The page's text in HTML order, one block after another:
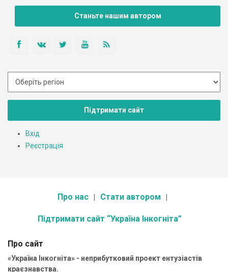
Станьте нашим автором
Підтримати сайт
Вхід
Реєстрація
Про нас Стати автором
Підтримати сайт “Україна Інкогніта”
Про сайт
«Україна Інкогніта» - неприбутковий проект ентузіастів
краєзнавства.